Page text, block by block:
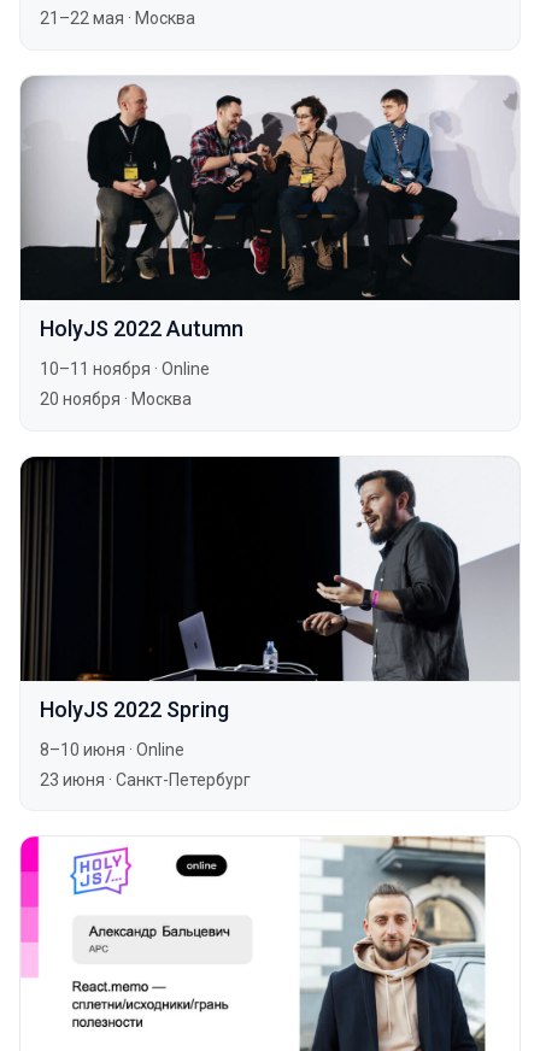
21–22 мая · Москва
HolyJS 2022 Autumn
10–11 ноября · Online
20 ноября · Москва
HolyJS 2022 Spring
8–10 июня · Online
23 июня · Санкт-Петербург